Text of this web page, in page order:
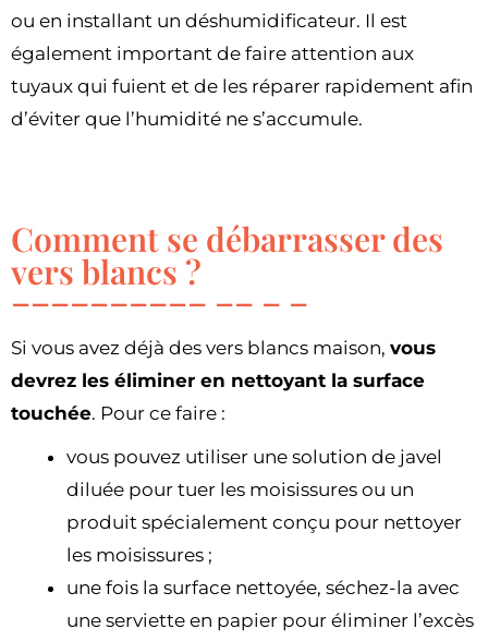
ou en installant un déshumidificateur. Il est
également important de faire attention aux
tuyaux qui fuient et de les réparer rapidement afin
d’éviter que l’humidité ne s’accumule.
Comment se débarrasser des
vers blancs ?
Si vous avez déjà des vers blancs maison, vous
devrez les éliminer en nettoyant la surface
touchée. Pour ce faire :
vous pouvez utiliser une solution de javel
diluée pour tuer les moisissures ou un
produit spécialement conçu pour nettoyer
les moisissures ;
une fois la surface nettoyée, séchez-la avec
une serviette en papier pour éliminer l’excès